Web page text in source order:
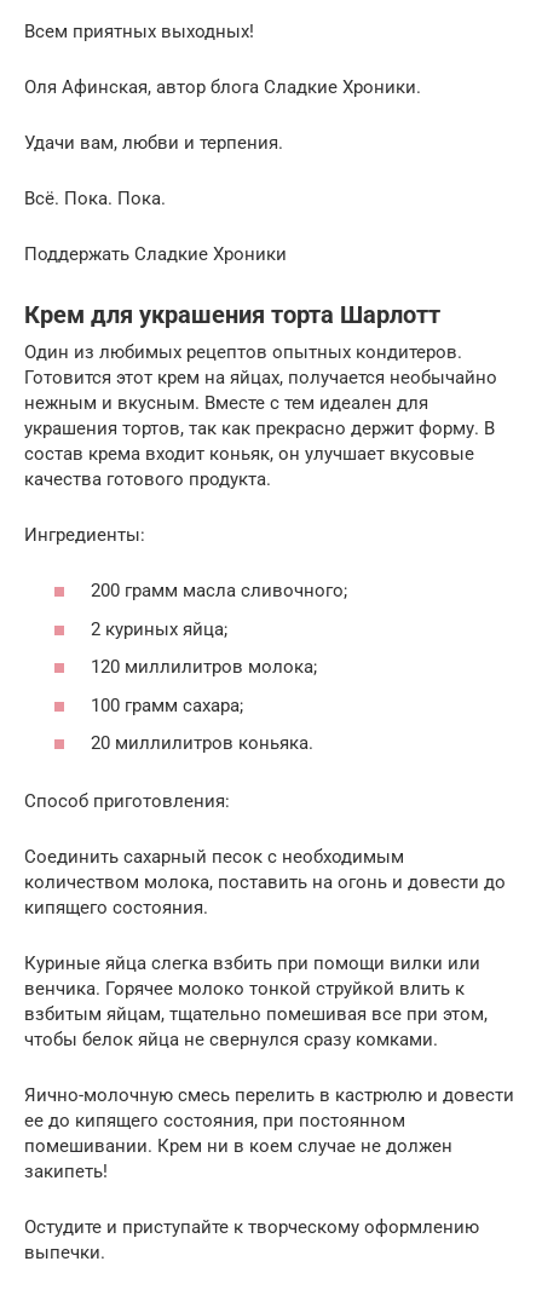
Всем приятных выходных!
Оля Афинская, автор блога Сладкие Хроники.
Удачи вам, любви и терпения.
Всё. Пока. Пока.
Поддержать Сладкие Хроники
Крем для украшения торта Шарлотт
Один из любимых рецептов опытных кондитеров.
Готовится этот крем на яйцах, получается необычайно
нежным и вкусным. Вместе с тем идеален для
украшения тортов, так как прекрасно держит форму. В
состав крема входит коньяк, он улучшает вкусовые
качества готового продукта.
Ингредиенты:
200 грамм масла сливочного;
2 куриных яйца;
120 миллилитров молока;
100 грамм сахара;
20 миллилитров коньяка.
Способ приготовления:
Соединить сахарный песок с необходимым
количеством молока, поставить на огонь и довести до
кипящего состояния.
Куриные яйца слегка взбить при помощи вилки или
венчика. Горячее молоко тонкой струйкой влить к
взбитым яйцам, тщательно помешивая все при этом,
чтобы белок яйца не свернулся сразу комками.
Яично-молочную смесь перелить в кастрюлю и довести
ее до кипящего состояния, при постоянном
помешивании. Крем ни в коем случае не должен
закипеть!
Остудите и приступайте к творческому оформлению
выпечки.